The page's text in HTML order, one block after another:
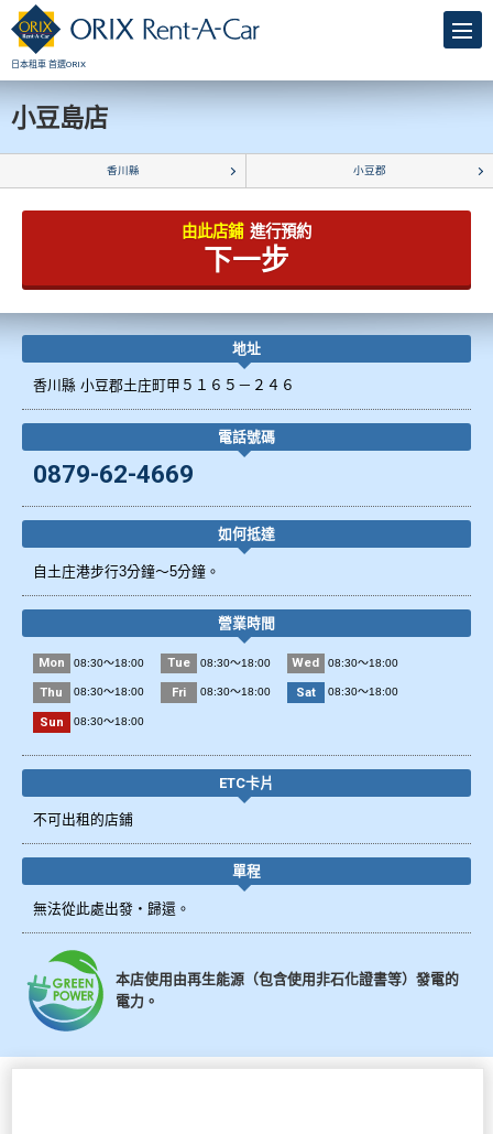
日本租車 首選ORIX
小豆島店
香川縣 小豆郡
由此店鋪 進行預約
下一步
地址
香川縣 小豆郡土庄町甲５１６５－２４６
電話號碼
0879-62-4669
如何抵達
自土庄港步行3分鐘～5分鐘。
營業時間
Mon 08:30～18:00 Tue 08:30～18:00 Wed 08:30～18:00
Thu 08:30～18:00 Fri 08:30～18:00 Sat 08:30～18:00
Sun 08:30～18:00
ETC卡片
不可出租的店鋪
單程
無法從此處出發・歸還。
本店使用由再生能源（包含使用非石化證書等）發電的
電力。